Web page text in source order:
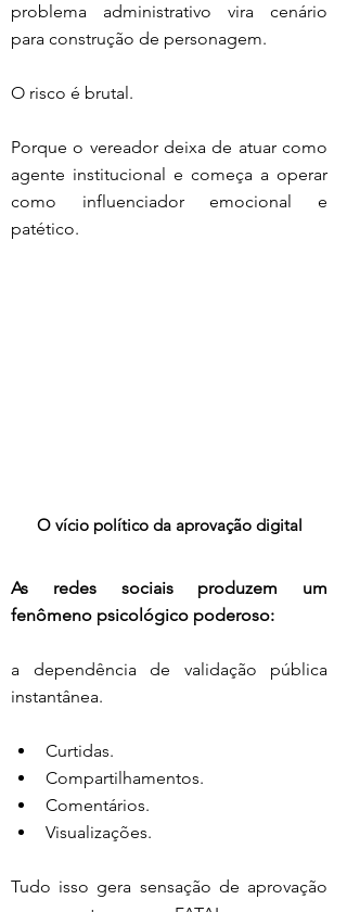
problema administrativo vira cenário
para construção de personagem.
O risco é brutal.
Porque o vereador deixa de atuar como
agente institucional e começa a operar
como influenciador emocional e
patético.
O vício político da aprovação digital
As redes sociais produzem um
fenômeno psicológico poderoso:
a dependência de validação pública
instantânea.
Curtidas.
Compartilhamentos.
Comentários.
Visualizações.
Tudo isso gera sensação de aprovação